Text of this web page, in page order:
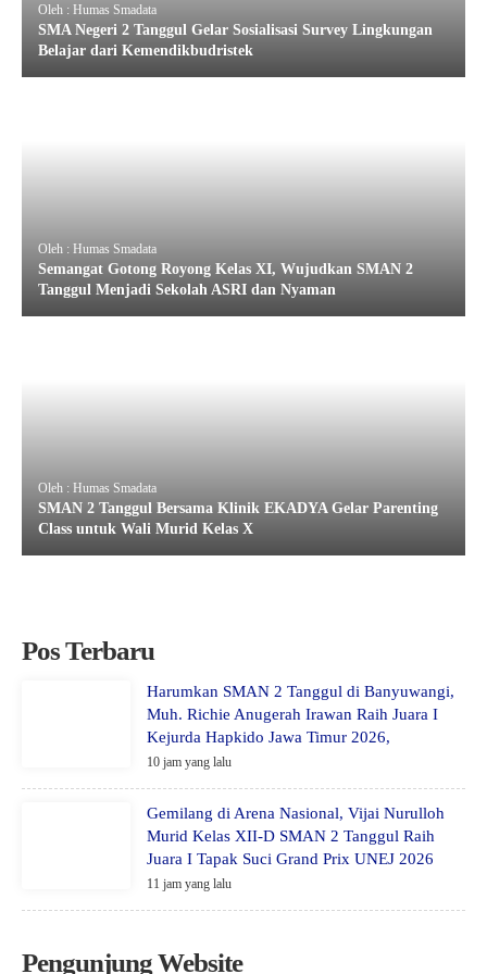
Oleh : Humas Smadata
SMA Negeri 2 Tanggul Gelar Sosialisasi Survey Lingkungan
Belajar dari Kemendikbudristek
Oleh : Humas Smadata
Semangat Gotong Royong Kelas XI, Wujudkan SMAN 2
Tanggul Menjadi Sekolah ASRI dan Nyaman
Oleh : Humas Smadata
SMAN 2 Tanggul Bersama Klinik EKADYA Gelar Parenting
Class untuk Wali Murid Kelas X
Pos Terbaru
Harumkan SMAN 2 Tanggul di Banyuwangi,
Muh. Richie Anugerah Irawan Raih Juara I
Kejurda Hapkido Jawa Timur 2026,
10 jam yang lalu
Gemilang di Arena Nasional, Vijai Nurulloh
Murid Kelas XII-D SMAN 2 Tanggul Raih
Juara I Tapak Suci Grand Prix UNEJ 2026
11 jam yang lalu
Pengunjung Website